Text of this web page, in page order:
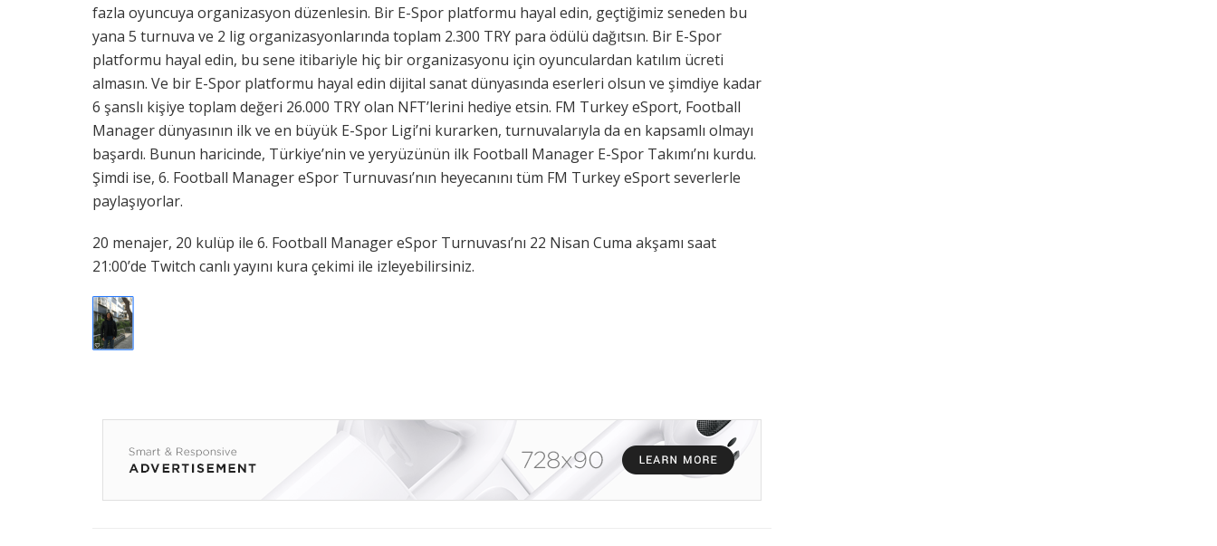
fazla oyuncuya organizasyon düzenlesin. Bir E-Spor platformu hayal edin, geçtiğimiz seneden bu
yana 5 turnuva ve 2 lig organizasyonlarında toplam 2.300 TRY para ödülü dağıtsın. Bir E-Spor
platformu hayal edin, bu sene itibariyle hiç bir organizasyonu için oyunculardan katılım ücreti
almasın. Ve bir E-Spor platformu hayal edin dijital sanat dünyasında eserleri olsun ve şimdiye kadar
6 şanslı kişiye toplam değeri 26.000 TRY olan NFT’lerini hediye etsin. FM Turkey eSport, Football
Manager dünyasının ilk ve en büyük E-Spor Ligi’ni kurarken, turnuvalarıyla da en kapsamlı olmayı
başardı. Bunun haricinde, Türkiye’nin ve yeryüzünün ilk Football Manager E-Spor Takımı’nı kurdu.
Şimdi ise, 6. Football Manager eSpor Turnuvası’nın heyecanını tüm FM Turkey eSport severlerle
paylaşıyorlar.
20 menajer, 20 kulüp ile 6. Football Manager eSpor Turnuvası’nı 22 Nisan Cuma akşamı saat
21:00’de Twitch canlı yayını kura çekimi ile izleyebilirsiniz.